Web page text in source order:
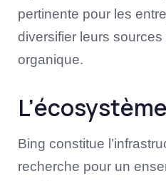
pertinente pour les
diversifier leurs sources
organique.
Bing constitue
recherche pour un